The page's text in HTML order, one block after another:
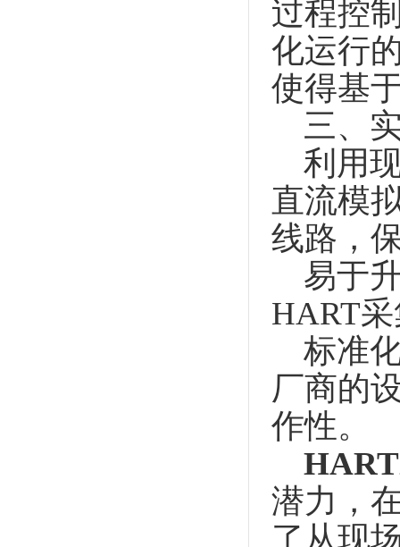
过程控
化运行
使得基
三、
利用现
直流模
线路，
易于升
HART
标准化
厂商的
作性。
潜力，
了从现